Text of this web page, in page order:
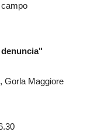
Gorla Maggiore